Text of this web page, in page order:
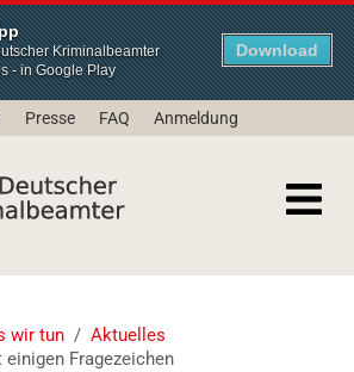
Kriminalbeamter
- in Google Play
Download
Presse FAQ Anmeldung
wir tun
Aktuelles
Fragezeichen